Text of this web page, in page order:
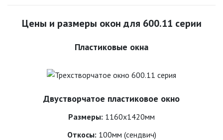
Цены и размеры окон для 600.11 серии
Пластиковые окна
Двустворчатое пластиковое окно
Размеры: 1160х1420мм
Откосы: 100мм (сендвич)